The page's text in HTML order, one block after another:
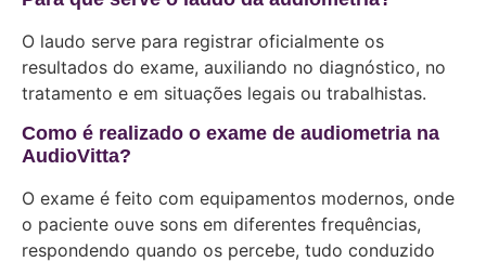
O laudo serve para registrar oficialmente os
resultados do exame, auxiliando no diagnóstico, no
tratamento e em situações legais ou trabalhistas.
Como é realizado o exame de audiometria na
AudioVitta?
O exame é feito com equipamentos modernos, onde
o paciente ouve sons em diferentes frequências,
respondendo quando os percebe, tudo conduzido